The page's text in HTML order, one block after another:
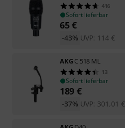
416
Sofort lieferbar
65€
UVP: 114 €
-43%
AKGC 518 ML
13
Sofort lieferbar
189 €
UVP: 301,01 €
-37%